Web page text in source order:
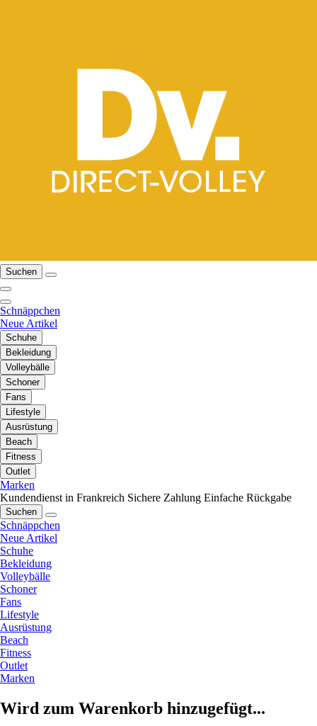
Suchen
Schnäppchen
Neue Artikel
Schuhe
Bekleidung
Volleybälle
Schoner
Fans
Lifestyle
Ausrüstung
Beach
Fitness
Outlet
Marken
Kundendienst in Frankreich Sichere Zahlung Einfache Rückgabe
Suchen
Schnäppchen
Neue Artikel
Schuhe
Bekleidung
Volleybälle
Schoner
Fans
Lifestyle
Ausrüstung
Beach
Fitness
Outlet
Marken
Wird zum Warenkorb hinzugefügt...